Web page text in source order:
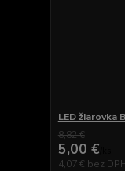
LED žiarovka
8,82 €
5,00 €
4,07 € bez